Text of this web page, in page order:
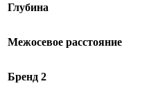
Глубина
Межосевое расстояние
Бренд 2